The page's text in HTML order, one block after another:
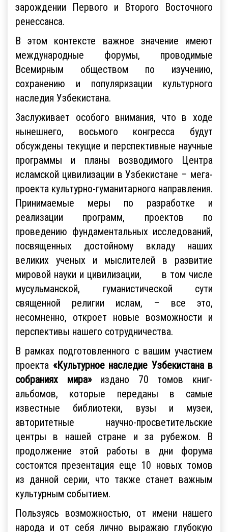
зарождении Первого и Второго Восточного
ренессанса.
В этом контексте важное значение имеют
международные форумы, проводимые
Всемирным обществом по изучению,
сохранению и популяризации культурного
наследия Узбекистана.
Заслуживает особого внимания, что в ходе
нынешнего, восьмого конгресса будут
обсуждены текущие и перспективные научные
программы и планы возводимого Центра
исламской цивилизации в Узбекистане – мега-
проекта культурно-гуманитарного направления.
Принимаемые меры по разработке и
реализации программ, проектов по
проведению фундаментальных исследований,
посвященных достойному вкладу наших
великих ученых и мыслителей в развитие
мировой науки и цивилизации, в том числе
мусульманской, гуманистической сути
священной религии ислам, – все это,
несомненно, откроет новые возможности и
перспективы нашего сотрудничества.
В рамках подготовленного с вашим участием
проекта «Культурное наследие Узбекистана в
собраниях мира»издано 70 томов книг-
альбомов, которые переданы в самые
известные библиотеки, вузы и музеи,
авторитетные научно-просветительские
центры в нашей стране и за рубежом. В
продолжение этой работы в дни форума
состоится презентация еще 10 новых томов
из данной серии, что также станет важным
культурным событием.
Пользуясь возможностью, от имени нашего
народа и от себя лично выражаю глубокую